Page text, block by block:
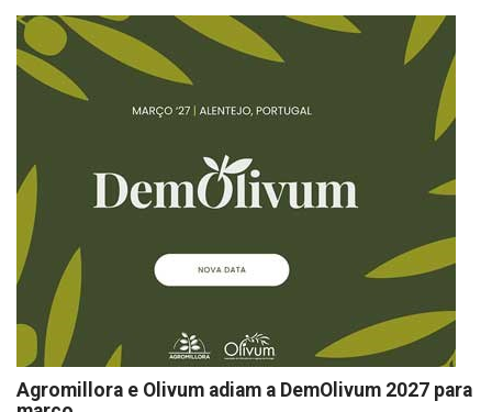
Agromillora e Olivum adiam a DemOlivum 2027 para